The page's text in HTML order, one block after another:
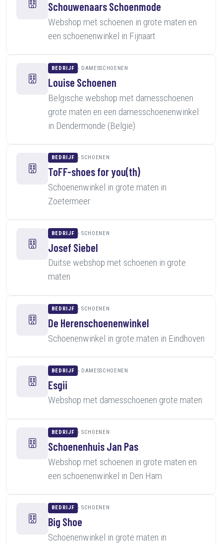
Schouwenaars Schoenmode
Webshop met schoenen in grote maten en
een schoenenwinkel in Fijnaart
BEDRIJF DAMESSCHOENEN
Louise Schoenen
Belgische webshop met damesschoenen
grote maten en een damesschoenenwinkel
in Dendermonde (Belgie)
BEDRIJF SCHOENEN
ToFF-shoes for you(th)
Schoenenwinkel in grote maten in
Zoetermeer
BEDRIJF SCHOENEN
Josef Siebel
Duitse webshop met schoenen in grote
maten
BEDRIJF SCHOENEN
De Herenschoenenwinkel
Schoenenwinkel in grote maten in Eindhoven
BEDRIJF DAMESSCHOENEN
Esgii
Webshop met damesschoenen grote maten
BEDRIJF SCHOENEN
Schoenenhuis Jan Pas
Webshop met schoenen in grote maten en
een schoenenwinkel in Den Ham
BEDRIJF SCHOENEN
Big Shoe
Schoenenwinkel in grote maten in